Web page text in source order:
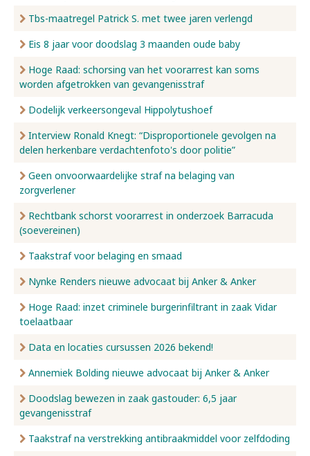
Tbs-maatregel Patrick S. met twee jaren verlengd
Eis 8 jaar voor doodslag 3 maanden oude baby
Hoge Raad: schorsing van het voorarrest kan soms
worden afgetrokken van gevangenisstraf
Dodelijk verkeersongeval Hippolytushoef
Interview Ronald Knegt: “Disproportionele gevolgen na
delen herkenbare verdachtenfoto's door politie”
Geen onvoorwaardelijke straf na belaging van
zorgverlener
Rechtbank schorst voorarrest in onderzoek Barracuda
(soevereinen)
Taakstraf voor belaging en smaad
Nynke Renders nieuwe advocaat bij Anker & Anker
Hoge Raad: inzet criminele burgerinfiltrant in zaak Vidar
toelaatbaar
Data en locaties cursussen 2026 bekend!
Annemiek Bolding nieuwe advocaat bij Anker & Anker
Doodslag bewezen in zaak gastouder: 6,5 jaar
gevangenisstraf
Taakstraf na verstrekking antibraakmiddel voor zelfdoding